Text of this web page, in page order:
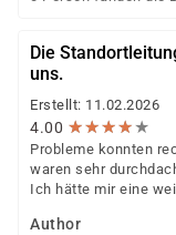
Die
uns.
Erstellt: 11.02.2026
4.00 ★★★★★
★★★★★
Probleme konnten
waren sehr
Ich hätte mir eine
Author